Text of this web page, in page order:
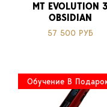
MT EVOLUTION 3
OBSIDIAN
57 500 РУБ
Обучение В